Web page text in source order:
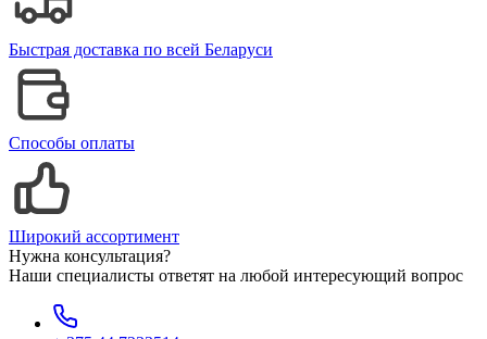
Быстрая доставка по всей Беларуси
Способы оплаты
Широкий ассортимент
Нужна консультация?
Наши специалисты ответят на любой интересующий вопрос